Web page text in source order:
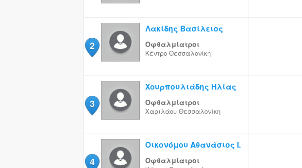
2
Λακίδης Βασίλειος
Οφθαλμίατροι
Κέντρο Θεσσαλονίκη
3
Χουρπουλιάδης Ηλίας
Οφθαλμίατροι
Χαριλάου Θεσσαλονίκη
4
Οικονόμου Αθανάσιος Ι.
Οφθαλμίατροι